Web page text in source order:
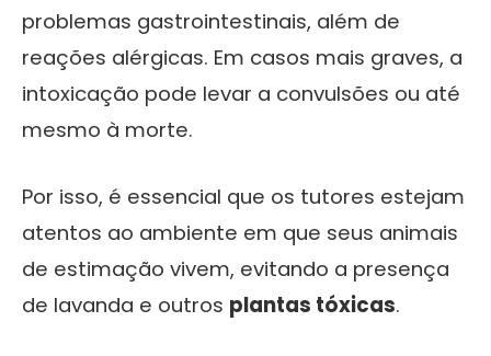
problemas gastrointestinais, além de
reações alérgicas. Em casos mais graves, a
intoxicação pode levar a convulsões ou até
mesmo à morte.
Por isso, é essencial que os tutores estejam
atentos ao ambiente em que seus animais
de estimação vivem, evitando a presença
de lavanda e outros plantas tóxicas.